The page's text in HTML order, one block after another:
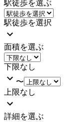
駅徒歩を選ぶ
駅徒歩を選択
面積を選ぶ
下限なし
〜
上限なし
詳細を選ぶ